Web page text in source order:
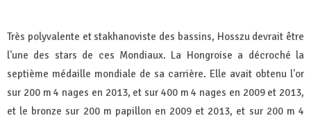
Très polyvalente et stakhanoviste des bassins, Hosszu devrait être
l'une des stars de ces Mondiaux. La Hongroise a décroché la
septième médaille mondiale de sa carrière. Elle avait obtenu l'or
sur 200 m 4 nages en 2013, et sur 400 m 4 nages en 2009 et 2013,
et le bronze sur 200 m papillon en 2009 et 2013, et sur 200 m 4